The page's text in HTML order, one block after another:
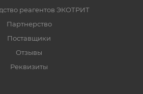
реагентов ЭКОТРИТ
Партнерство
Поставщики
Отзывы
Реквизиты